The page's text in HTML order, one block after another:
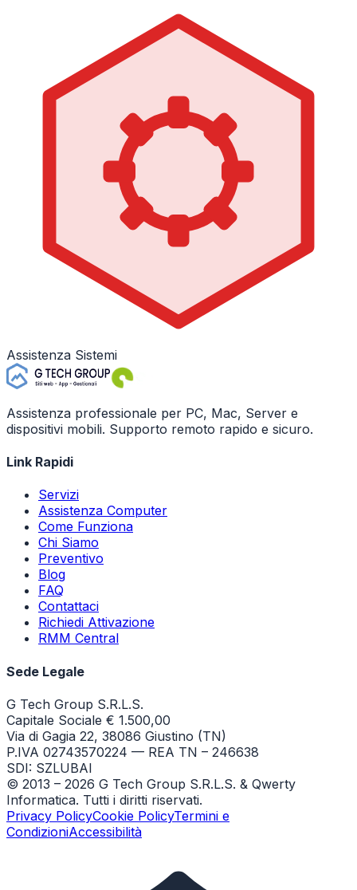
Assistenza Sistemi
Assistenza professionale per PC, Mac, Server e
dispositivi mobili. Supporto remoto rapido e sicuro.
Link Rapidi
Servizi
Assistenza Computer
Come Funziona
Chi Siamo
Preventivo
Blog
FAQ
Contattaci
Richiedi Attivazione
RMM Central
Sede Legale
G Tech Group S.R.L.S.
Capitale Sociale € 1.500,00
Via di Gagia 22, 38086 Giustino (TN)
P.IVA 02743570224 — REA TN – 246638
SDI: SZLUBAI
© 2013 – 2026 G Tech Group S.R.L.S. & Qwerty
Informatica. Tutti i diritti riservati.
Privacy PolicyCookie PolicyTermini e
CondizioniAccessibilità